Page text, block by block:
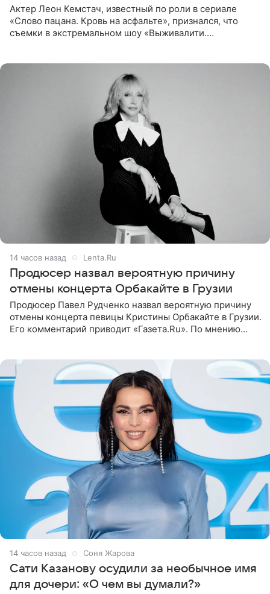
Актер Леон Кемстач, известный по роли в сериале
«Слово пацана. Кровь на асфальте», признался, что
съемки в экстремальном шоу «Выживалити.
14 часов назад Lenta.Ru
Продюсер назвал вероятную причину
отмены концерта Орбакайте в Грузии
Продюсер Павел Рудченко назвал вероятную причину
отмены концерта певицы Кристины Орбакайте в Грузии.
Его комментарий приводит «Газета.Ru». По мнению
14 часов назад Соня Жарова
Сати Казанову осудили за необычное имя
для дочери: «О чем вы думали?»